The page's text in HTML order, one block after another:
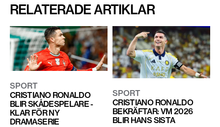
RELATERADE ARTIKLAR
SPORT
CRISTIANO RONALDO
BLIR SKÅDESPELARE -
KLAR FÖR NY
DRAMASERIE
SPORT
CRISTIANO RONALDO
BEKRÄFTAR: VM 2026
BLIR HANS SISTA